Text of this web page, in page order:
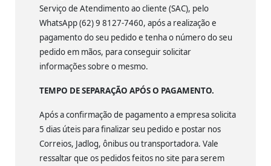
Serviço de Atendimento ao cliente (SAC), pelo
WhatsApp (62) 9 8127-7460, após a realização e
pagamento do seu pedido e tenha o número do seu
pedido em mãos, para conseguir solicitar
informações sobre o mesmo.
TEMPO DE SEPARAÇÃO APÓS O PAGAMENTO.
Após a confirmação de pagamento a empresa solicita
5 dias úteis para finalizar seu pedido e postar nos
Correios, Jadlog, ônibus ou transportadora. Vale
ressaltar que os pedidos feitos no site para serem